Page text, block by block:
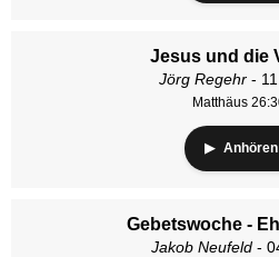
Jesus und die
Jörg Regehr-
Matthäus
Anhören
Gebetswoche -
Jakob Neufeld -